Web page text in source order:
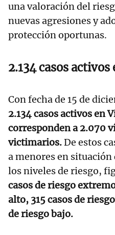
una valoración del
nuevas agresiones y
protección oportunas.
2.134 casos
Con fecha de 15 de
2.134 casos activos en
corresponden a 2.070
victimarios.De estos
a menores en situación
los niveles de riesgo,
casos de riesgo
alto, 315 casos de
de riesgo bajo.